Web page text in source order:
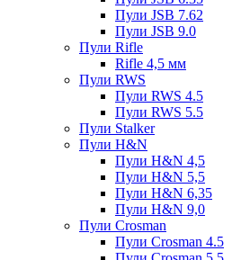
Пули JSB 7.62
Пули JSB 9.0
Пули Rifle
Rifle 4,5 мм
Пули RWS
Пули RWS 4.5
Пули RWS 5.5
Пули Stalker
Пули H&N
Пули H&N 4,5
Пули H&N 5,5
Пули H&N 6,35
Пули H&N 9,0
Пули Crosman
Пули Crosman 4.5